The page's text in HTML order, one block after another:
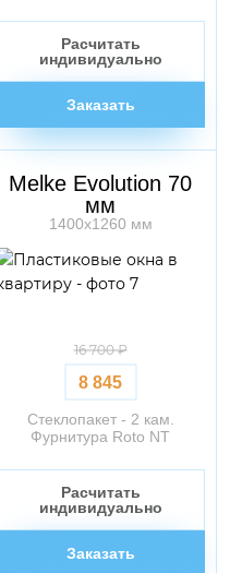
Заказать
Расчитать
индивидуально
Melke Evolution 70
мм
1400х1260 мм
16 700 ₽
8 845
Стеклопакет - 2 кам.
Фурнитура Roto NT
Заказать
Расчитать
индивидуально